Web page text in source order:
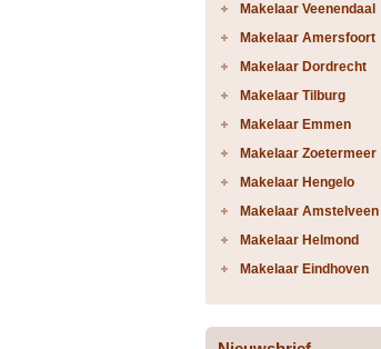
Makelaar Veenendaal
Makelaar Amersfoort
Makelaar Dordrecht
Makelaar Tilburg
Makelaar Emmen
Makelaar Zoetermeer
Makelaar Hengelo
Makelaar Amstelveen
Makelaar Helmond
Makelaar Eindhoven